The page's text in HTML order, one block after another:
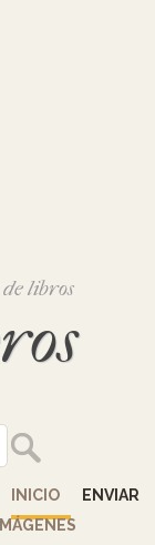
libros
INICIO
ENVIAR
IMÁGENES